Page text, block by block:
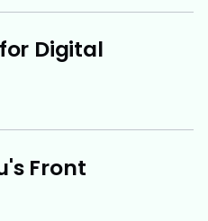
Digital
Front